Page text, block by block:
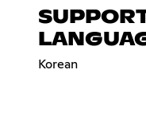
Korean